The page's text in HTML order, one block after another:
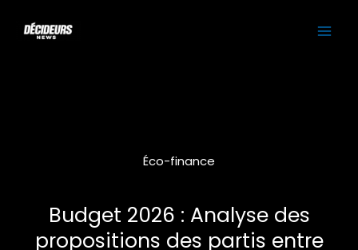
Éco-finance
Budget 2026 : Analyse des
propositions des partis entre